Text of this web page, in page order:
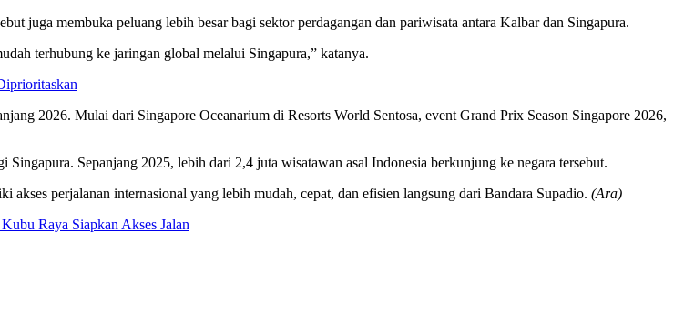
juga membuka peluang lebih besar bagi sektor perdagangan dan pariwisata antara Kalbar dan Singapura.
terhubung ke jaringan global melalui Singapura,” katanya.
2026. Mulai dari Singapore Oceanarium di Resorts World Sentosa, event Grand Prix Season Singapore 2026,
Sepanjang 2025, lebih dari 2,4 juta wisatawan asal Indonesia berkunjung ke negara tersebut.
perjalanan internasional yang lebih mudah, cepat, dan efisien langsung dari Bandara Supadio. (Ara)
Raya Siapkan Akses Jalan